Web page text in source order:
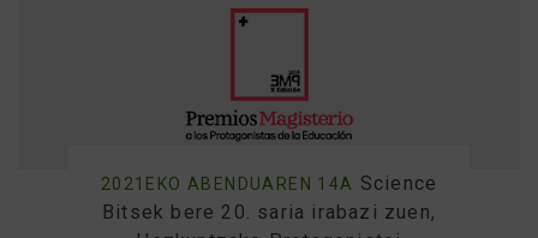
2021EKO ABENDUAREN 14A Science
Bitsek bere 20. saria irabazi zuen,